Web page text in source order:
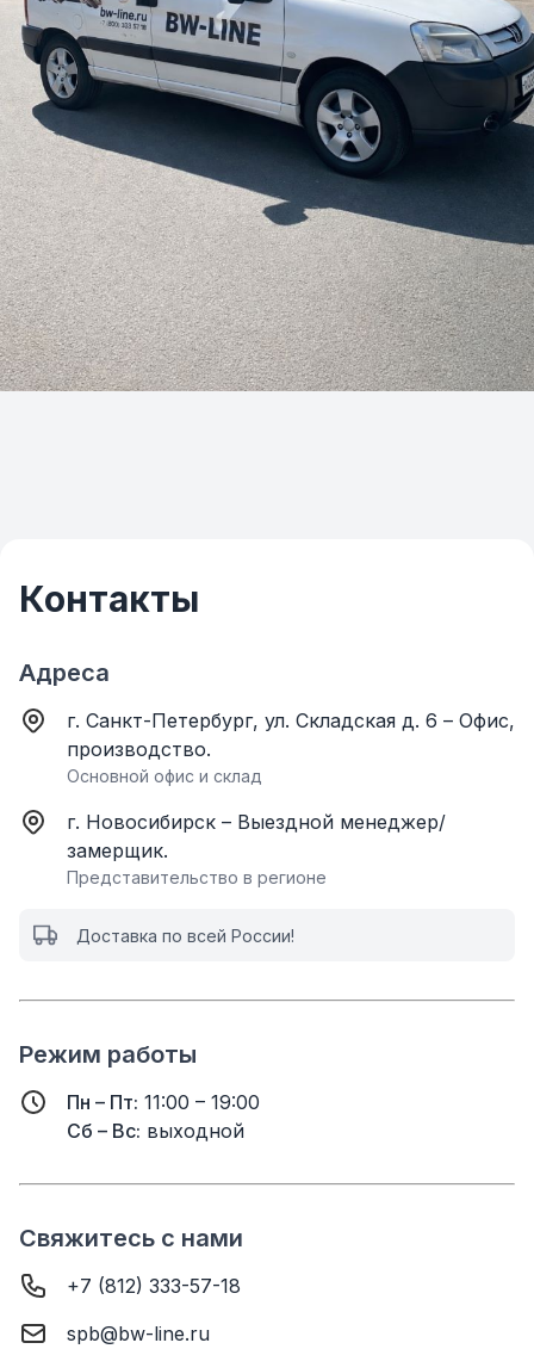
Контакты
Адреса
г. Санкт-Петербург, ул. Складская д. 6 – Офис,
производство.
Основной офис и склад
г. Новосибирск – Выездной менеджер/
замерщик.
Представительство в регионе
Доставка по всей России!
Режим работы
Пн – Пт: 11:00 – 19:00
Сб – Вс: выходной
Свяжитесь с нами
+7 (812) 333-57-18
spb@bw-line.ru